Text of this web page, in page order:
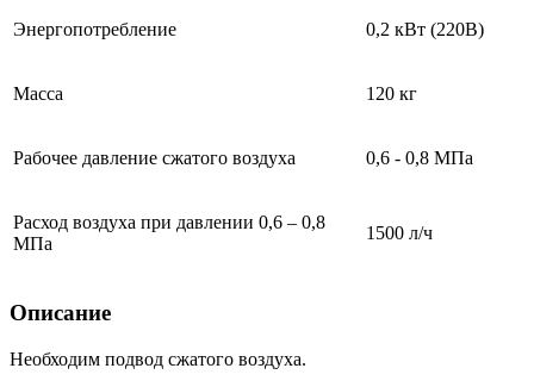
Энергопотребление 0,2 кВт (220В)
Масса 120 кг
Рабочее давление сжатого воздуха 0,6 - 0,8 МПа
Расход воздуха при давлении 0,6 – 0,8
МПа
1500 л/ч
Описание
Необходим подвод сжатого воздуха.